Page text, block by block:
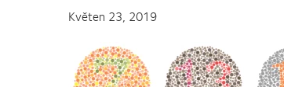
Květen 23, 2019